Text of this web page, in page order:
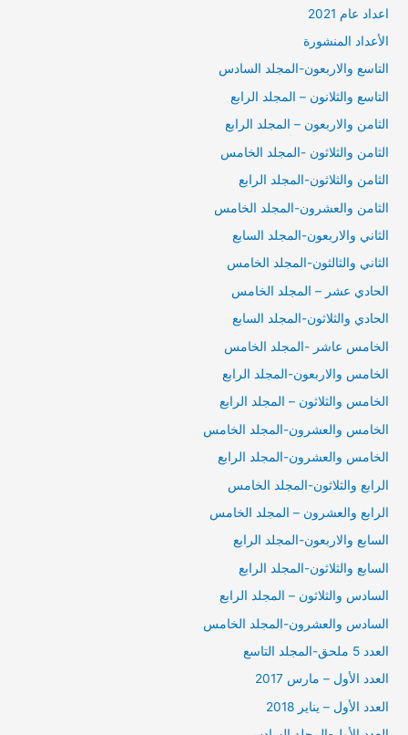
اعداد عام 2021
الأعداد المنشورة
التاسع والاربعون-المجلد السادس
التاسع والثلانون – المجلد الرابع
الثامن والاربعون – المجلد الرابع
الثامن والثلاثون -المجلد الخامس
الثامن والثلاثون-المجلد الرابع
الثامن والعشرون-المجلد الخامس
الثاني والاربعون-المجلد السابع
الثاني والثالثون-المجلد الخامس
الحادي عشر – المجلد الخامس
الحادي والثلاثون-المجلد السابع
الخامس عاشر -المجلد الخامس
الخامس والاربعون-المجلد الرابع
الخامس والثلاثون – المجلد الرابع
الخامس والعشرون-المجلد الخامس
الخامس والعشرون-المجلد الرابع
الرابع والثلاثون-المجلد الخامس
الرابع والعشرون – المجلد الخامس
السابع والاربعون-المجلد الرابع
السابع والثلاثون-المجلد الرابع
السادس والثلاثون – المجلد الرابع
السادس والعشرون-المجلد الخامس
العدد 5 ملحق-المجلد التاسع
العدد الأول – مارس 2017
العدد الأول – يناير 2018